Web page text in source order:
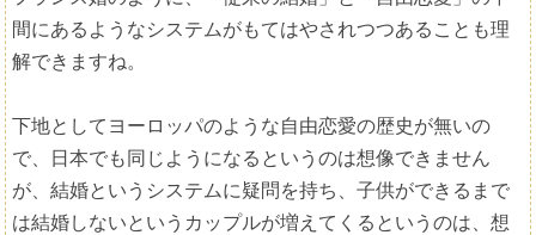
間にあるようなシステムがもてはやされつつあることも理
解できますね。
下地としてヨーロッパのような自由恋愛の歴史が無いの
で、日本でも同じようになるというのは想像できません
が、結婚というシステムに疑問を持ち、子供ができるまで
は結婚しないというカップルが増えてくるというのは、想